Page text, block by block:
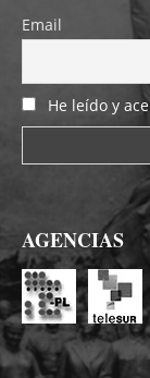
Email
He leído y
AGENCIAS